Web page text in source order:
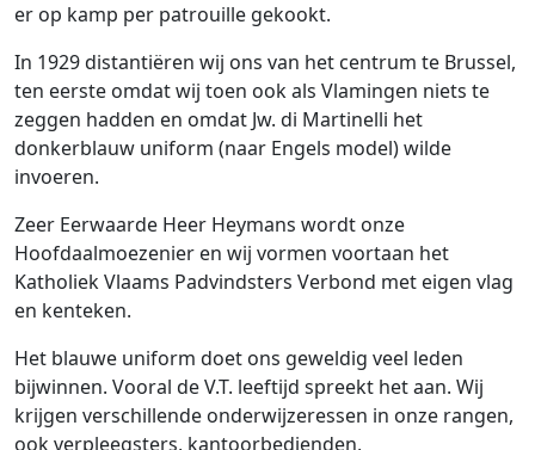
er op kamp per patrouille gekookt.
In 1929 distantiëren wij ons van het centrum te Brussel,
ten eerste omdat wij toen ook als Vlamingen niets te
zeggen hadden en omdat Jw. di Martinelli het
donkerblauw uniform (naar Engels model) wilde
invoeren.
Zeer Eerwaarde Heer Heymans wordt onze
Hoofdaalmoezenier en wij vormen voortaan het
Katholiek Vlaams Padvindsters Verbond met eigen vlag
en kenteken.
Het blauwe uniform doet ons geweldig veel leden
bijwinnen. Vooral de V.T. leeftijd spreekt het aan. Wij
krijgen verschillende onderwijzeressen in onze rangen,
ook verpleegsters, kantoorbedienden,